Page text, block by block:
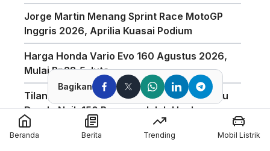
Jorge Martin Menang Sprint Race MotoGP
Inggris 2026, Aprilia Kuasai Podium
Harga Honda Vario Evo 160 Agustus 2026,
Mulai Rp28,5 Juta
Tilang Manual Berlaku? Polisi Tegaskan Isu
Denda Naik 150 Persen adalah Hoaks
Mario Aji Amankan Qualifying 2(Q2) Di Moto2
Bagikan
Beranda Berita Trending Mobil Listrik